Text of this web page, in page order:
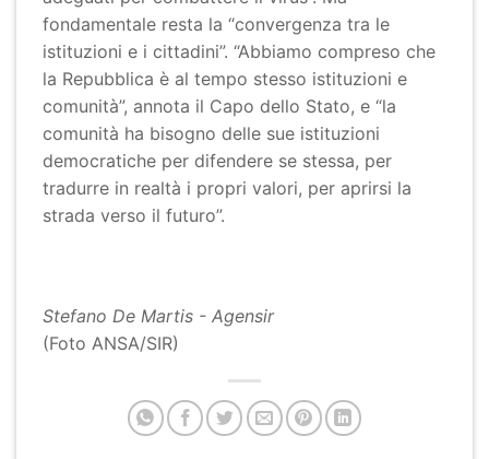
fondamentale resta la “convergenza tra le
istituzioni e i cittadini”. “Abbiamo compreso che
la Repubblica è al tempo stesso istituzioni e
comunità”, annota il Capo dello Stato, e “la
comunità ha bisogno delle sue istituzioni
democratiche per difendere se stessa, per
tradurre in realtà i propri valori, per aprirsi la
strada verso il futuro”.
Stefano De Martis - Agensir
(Foto ANSA/SIR)